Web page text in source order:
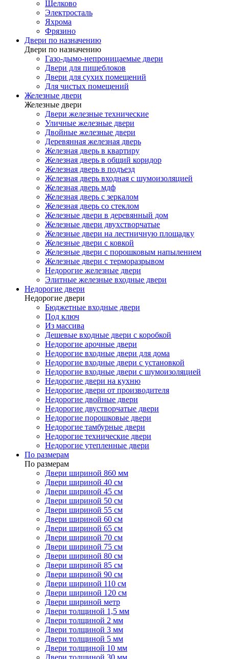
Щелково
Электросталь
Яхрома
Фрязино
Двери по назначению
Двери по назначению
Газо-дымо-непроницаемые двери
Двери для пищеблоков
Двери для сухих помещений
Для чистых помещений
Железные двери
Железные двери
Двери железные технические
Уличные железные двери
Двойные железные двери
Деревянная железная дверь
Железная дверь в квартиру
Железная дверь в общий коридор
Железная дверь в подъезд
Железная дверь входная с шумоизоляцией
Железная дверь мдф
Железная дверь с зеркалом
Железная дверь со стеклом
Железные двери в деревянный дом
Железные двери двухстворчатые
Железные двери на лестничную площадку
Железные двери с ковкой
Железные двери с порошковым напылением
Железные двери с терморазрывом
Недорогие железные двери
Элитные железные входные двери
Недорогие двери
Недорогие двери
Бюджетные входные двери
Под ключ
Из массива
Дешевые входные двери с коробкой
Недорогие арочные двери
Недорогие входные двери для дома
Недорогие входные двери с установкой
Недорогие входные двери с шумоизоляцией
Недорогие двери на кухню
Недорогие двери от производителя
Недорогие двойные двери
Недорогие двустворчатые двери
Недорогие порошковые двери
Недорогие тамбурные двери
Недорогие технические двери
Недорогие утепленные двери
По размерам
По размерам
Двери шириной 860 мм
Двери шириной 40 см
Двери шириной 45 см
Двери шириной 50 см
Двери шириной 55 см
Двери шириной 60 см
Двери шириной 65 см
Двери шириной 70 см
Двери шириной 75 см
Двери шириной 80 см
Двери шириной 85 см
Двери шириной 90 см
Двери шириной 110 см
Двери шириной 120 см
Двери шириной метр
Двери толщиной 1,5 мм
Двери толщиной 2 мм
Двери толщиной 3 мм
Двери толщиной 5 мм
Двери толщиной 10 мм